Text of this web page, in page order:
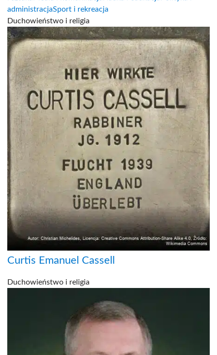
administracjaSport i rekreacja
Duchowieństwo i religia
Curtis Emanuel Cassell
Duchowieństwo i religia